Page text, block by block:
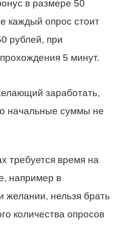
в размере 50
каждый опрос стоит
рублей, при
5 минут.
заработать,
начальные суммы не
требуется время на
например в
желании, нельзя брать
количества опросов